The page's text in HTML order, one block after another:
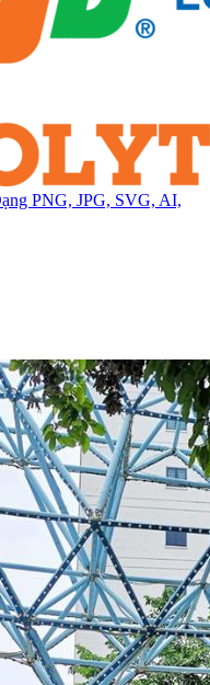
PNG, JPG, SVG, AI,